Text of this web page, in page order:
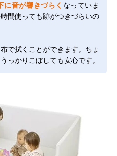
に音が響きづらく なっていま
間使っても跡がつきづらいの
で拭くことができます。ちょ
っかりこぼしても安心です。